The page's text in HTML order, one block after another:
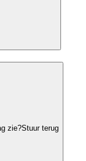
zie?Stuur terug